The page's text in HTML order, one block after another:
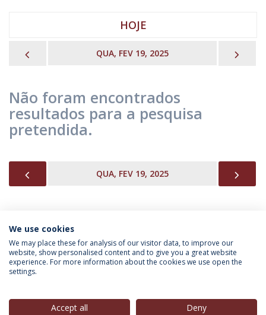
HOJE
QUA, FEV 19, 2025
Não foram encontrados
resultados para a pesquisa
pretendida.
QUA, FEV 19, 2025
INFORMAÇÃO PARA
We use cookies
We may place these for analysis of our visitor data, to improve our
website, show personalised content and to give you a great website
experience. For more information about the cookies we use open the
settings.
Accept all Deny